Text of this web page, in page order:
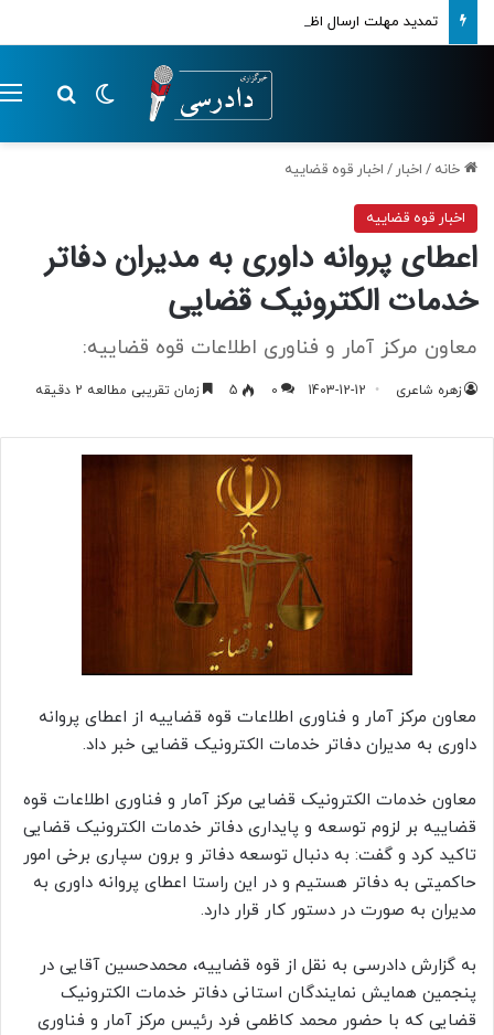
تمدید مهلت ارسال اظهارنامه‌های مالیاتی تا پایان تابستان 1405
تغییر پوسته
خانه / اخبار / اخبار قوه قضاییه
اخبار قوه قضاییه
اعطای پروانه داوری به مدیران دفاتر
خدمات الکترونیک قضایی
معاون مرکز آمار و فناوری اطلاعات قوه قضاییه:
زهره شاعری 1403-12-12
0
5 زمان تقریبی مطالعه 2 دقیقه
معاون مرکز آمار و فناوری اطلاعات قوه قضاییه از اعطای پروانه
داوری به مدیران دفاتر خدمات الکترونیک قضایی خبر داد.
معاون خدمات الکترونیک قضایی مرکز آمار و فناوری اطلاعات قوه
قضاییه بر لزوم توسعه و پایداری دفاتر خدمات الکترونیک قضایی
تاکید کرد و گفت: به دنبال توسعه دفاتر و برون سپاری برخی امور
حاکمیتی به دفاتر هستیم و در این راستا اعطای پروانه داوری به
مدیران به صورت در دستور کار قرار دارد.
به گزارش دادرسی به نقل از قوه قضاییه، محمدحسین آقایی در
پنجمین همایش نمایندگان استانی دفاتر خدمات الکترونیک
قضایی که با حضور محمد کاظمی فرد رئیس مرکز آمار و فناوری